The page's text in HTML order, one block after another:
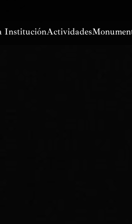
InstituciónActividades